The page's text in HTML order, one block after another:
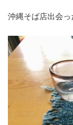
沖縄そば店出会っ